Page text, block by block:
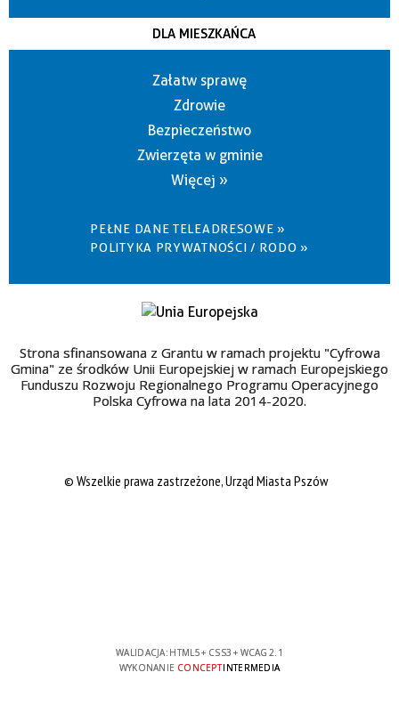
DLA MIESZKAŃCA
Załatw sprawę
Zdrowie
Bezpieczeństwo
Zwierzęta w gminie
Więcej »
PEŁNE DANE TELEADRESOWE »
POLITYKA PRYWATNOŚCI / RODO »
Strona sfinansowana z Grantu w ramach projektu "Cyfrowa
Gmina" ze środków Unii Europejskiej w ramach Europejskiego
Funduszu Rozwoju Regionalnego Programu Operacyjnego
Polska Cyfrowa na lata 2014-2020.
© Wszelkie prawa zastrzeżone, Urząd Miasta Pszów
WALIDACJA: HTML5+ CSS3 + WCAG 2.1
WYKONANIE CONCEPTINTERMEDIA